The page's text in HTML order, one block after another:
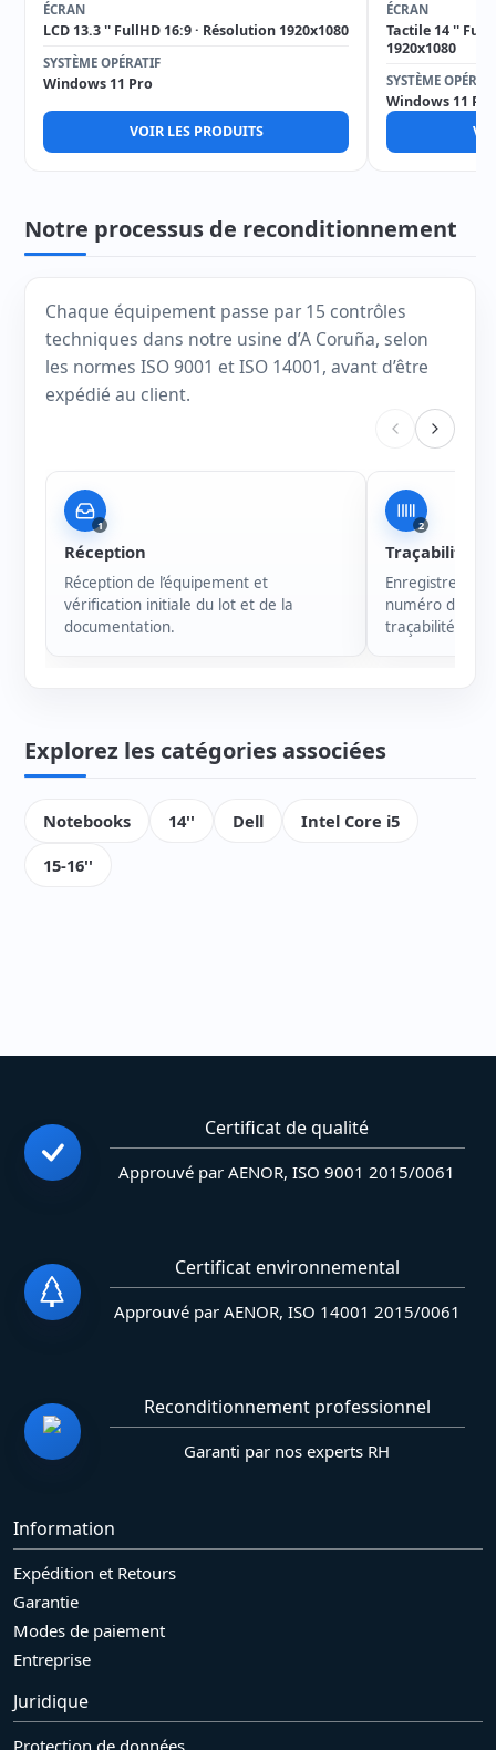
ÉCRAN
LCD 13.3 '' FullHD 16:9 · Résolution 1920x1080
SYSTÈME OPÉRATIF
Windows 11 Pro
VOIR LES PRODUITS
ÉCRAN
Tactile 14 ''
1920x1080
SYSTÈME
Windows 11 Pro
Notre processus de reconditionnement
Chaque équipement passe par 15 contrôles
techniques dans notre usine d’A Coruña, selon
les normes ISO 9001 et ISO 14001, avant d’être
expédié au client.
1
Réception
Réception de l’équipement et
vérification initiale du lot et de la
documentation.
2
Traçabilité
numéro de
traçabilité de
Explorez les catégories associées
Notebooks 14'' Dell
Intel Core i5
15-16''
Certificat de qualité
Approuvé par AENOR, ISO 9001 2015/0061
Certificat environnemental
Approuvé par AENOR, ISO 14001 2015/0061
Reconditionnement professionnel
Garanti par nos experts RH
Information
Expédition et Retours
Garantie
Modes de paiement
Entreprise
Juridique